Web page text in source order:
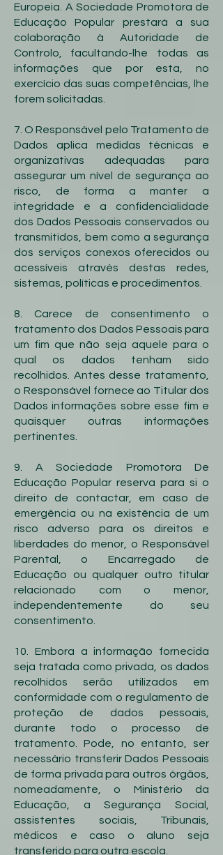
Europeia. A Sociedade Promotora de
Educação Popular prestará a sua
colaboração à Autoridade de
Controlo, facultando-lhe todas as
informações que por esta, no
exercício das suas competências, lhe
forem solicitadas.
7. O Responsável pelo Tratamento de
Dados aplica medidas técnicas e
organizativas adequadas para
assegurar um nível de segurança ao
risco, de forma a manter a
integridade e a confidencialidade
dos Dados Pessoais conservados ou
transmitidos, bem como a segurança
dos serviços conexos oferecidos ou
acessíveis através destas redes,
sistemas, políticas e procedimentos.
8. Carece de consentimento o
tratamento dos Dados Pessoais para
um fim que não seja aquele para o
qual os dados tenham sido
recolhidos. Antes desse tratamento,
o Responsável fornece ao Titular dos
Dados informações sobre esse fim e
quaisquer outras informações
pertinentes.
9. A Sociedade Promotora De
Educação Popular reserva para si o
direito de contactar, em caso de
emergência ou na existência de um
risco adverso para os direitos e
liberdades do menor, o Responsável
Parental, o Encarregado de
Educação ou qualquer outro titular
relacionado com o menor,
independentemente do seu
consentimento.
10. Embora a informação fornecida
seja tratada como privada, os dados
recolhidos serão utilizados em
conformidade com o regulamento de
proteção de dados pessoais,
durante todo o processo de
tratamento. Pode, no entanto, ser
necessário transferir Dados Pessoais
de forma privada para outros órgãos,
nomeadamente, o Ministério da
Educação, a Segurança Social,
assistentes sociais, Tribunais,
médicos e caso o aluno seja
transferido para outra escola.